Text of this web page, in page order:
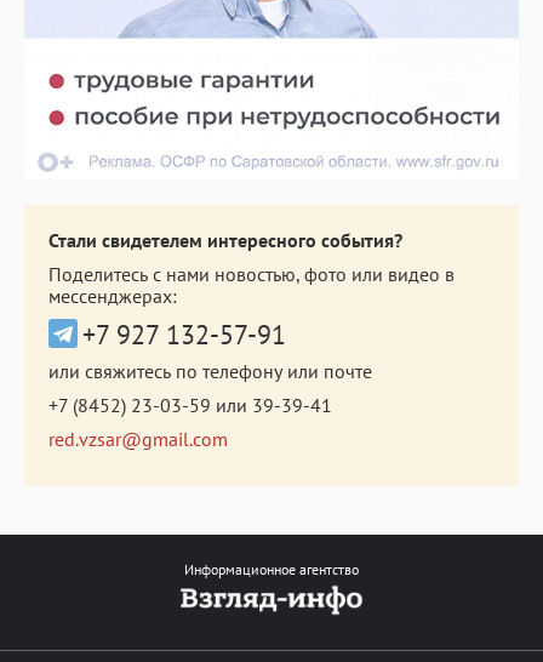
Стали свидетелем интересного события?
Поделитесь с нами новостью, фото или видео в
мессенджерах:
+7 927 132-57-91
или свяжитесь по телефону или почте
+7 (8452) 23-03-59 или 39-39-41
red.vzsar@gmail.com
Информационное агентство